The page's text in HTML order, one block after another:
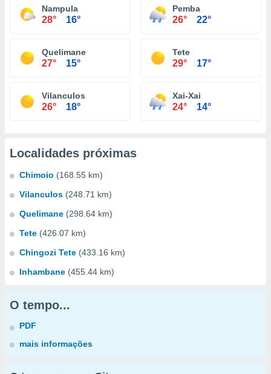
Nampula
28° 16°
Pemba
26° 22°
Quelimane
27° 15°
Tete
29° 17°
Vilanculos
26° 18°
Xai-Xai
24° 14°
Localidades próximas
Chimoio (168.55 km)
Vilanculos (248.71 km)
Quelimane (298.64 km)
Tete (426.07 km)
Chingozi Tete (433.16 km)
Inhambane (455.44 km)
O tempo...
PDF
mais informações